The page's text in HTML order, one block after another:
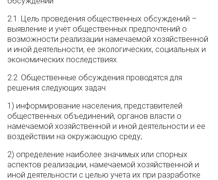
2.1. Цель проведения общественных обсуждений –
выявление и учёт общественных предпочтений о
возможности реализации намечаемой хозяйственной
и иной деятельности, ее экологических, социальных и
экономических последствиях.
2.2. Общественные обсуждения проводятся для
решения следующих задач:
1) информирование населения, представителей
общественных объединений, органов власти о
намечаемой хозяйственной и иной деятельности и ее
воздействии на окружающую среду;
2) определение наиболее значимых или спорных
аспектов реализации, намечаемой хозяйственной и
иной деятельности с целью учета их при разработке